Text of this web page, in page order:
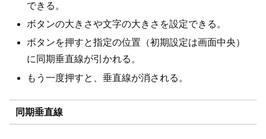
できる。
ボタンの大きさや文字の大きさを設定できる。
ボタンを押すと指定の位置（初期設定は画面中央）
に同期垂直線が引かれる。
もう一度押すと、垂直線が消される。
同期垂直線